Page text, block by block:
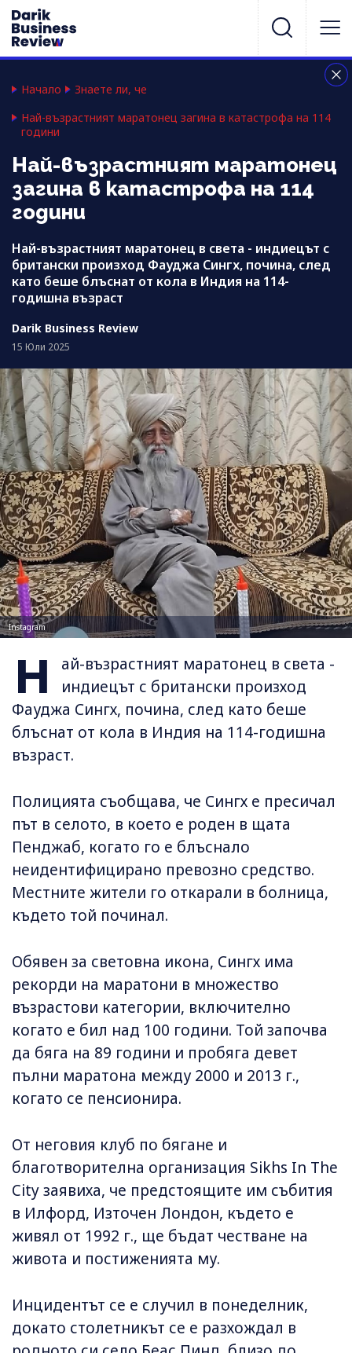
Начало
Знаете ли, че
Най-възрастният маратонец загина в катастрофа на 114
години
Най-възрастният маратонец
загина в катастрофа на 114
години
Най-възрастният маратонец в света - индиецът с
британски произход Фауджа Сингх, почина, след
като беше блъснат от кола в Индия на 114-
годишна възраст
Darik Business Review
15 Юли 2025
Instagram
Н
ай-възрастният маратонец в света -
индиецът с британски произход
Фауджа Сингх, почина, след като беше
блъснат от кола в Индия на 114-годишна
възраст.
Полицията съобщава, че Сингх е пресичал
път в селото, в което е роден в щата
Пенджаб, когато го е блъснало
неидентифицирано превозно средство.
Местните жители го откарали в болница,
където той починал.
Обявен за световна икона, Сингх има
рекорди на маратони в множество
възрастови категории, включително
когато е бил над 100 години. Той започва
да бяга на 89 години и пробяга девет
пълни маратона между 2000 и 2013 г.,
когато се пенсионира.
От неговия клуб по бягане и
благотворителна организация Sikhs In The
City заявиха, че предстоящите им събития
в Илфорд, Източен Лондон, където е
живял от 1992 г., ще бъдат честване на
живота и постиженията му.
Инцидентът се е случил в понеделник,
докато столетникът се е разхождал в